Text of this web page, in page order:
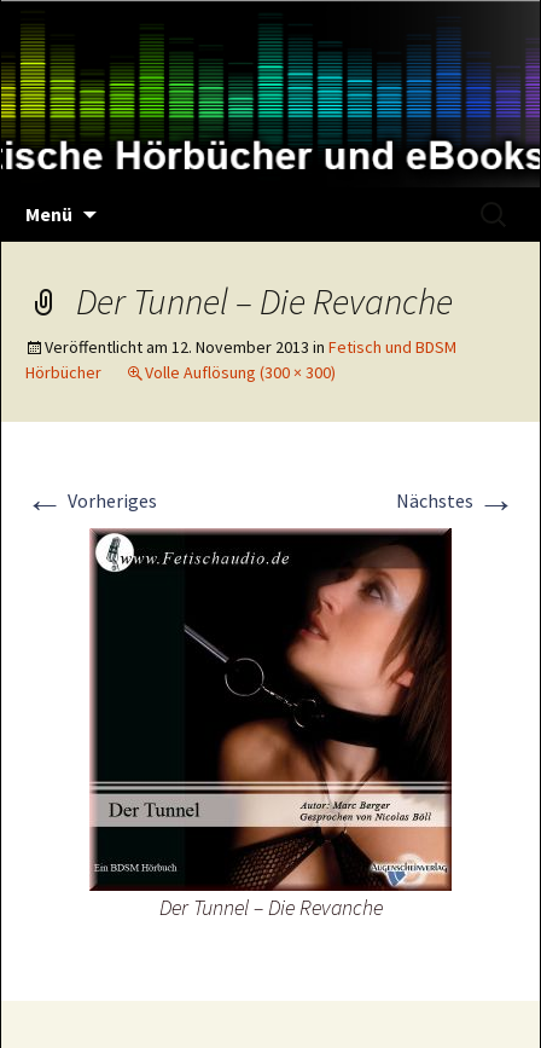
Inhalt
springen
Menü
Der Tunnel – Die Revanche
Veröffentlicht am 12. November 2013 in Fetisch und BDSM
Hörbücher
Volle Auflösung (300 × 300)
← Vorheriges Nächstes →
Der Tunnel – Die Revanche